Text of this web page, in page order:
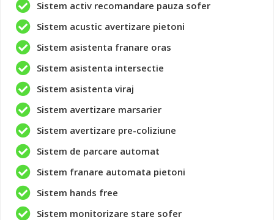
Sistem activ recomandare pauza sofer
Sistem acustic avertizare pietoni
Sistem asistenta franare oras
Sistem asistenta intersectie
Sistem asistenta viraj
Sistem avertizare marsarier
Sistem avertizare pre-coliziune
Sistem de parcare automat
Sistem franare automata pietoni
Sistem hands free
Sistem monitorizare stare sofer